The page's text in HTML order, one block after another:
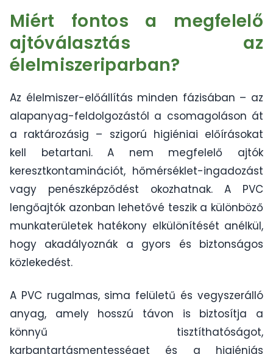
Miért fontos a megfelelő
ajtóválasztás az
élelmiszeriparban?
Az élelmiszer-előállítás minden fázisában – az
alapanyag-feldolgozástól a csomagoláson át
a raktározásig – szigorú higiéniai előírásokat
kell betartani. A nem megfelelő ajtók
keresztkontaminációt, hőmérséklet-ingadozást
vagy penészképződést okozhatnak. A PVC
lengőajtók azonban lehetővé teszik a különböző
munkaterületek hatékony elkülönítését anélkül,
hogy akadályoznák a gyors és biztonságos
közlekedést.
A PVC rugalmas, sima felületű és vegyszerálló
anyag, amely hosszú távon is biztosítja a
könnyű tisztíthatóságot,
karbantartásmentességet és a higiéniás